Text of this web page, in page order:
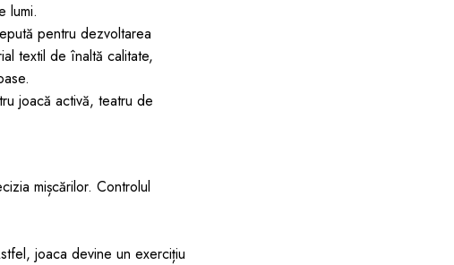
lumi.
pentru dezvoltarea
textil de înaltă calitate,
joacă activă, teatru de
mișcărilor. Controlul
joaca devine un exercițiu